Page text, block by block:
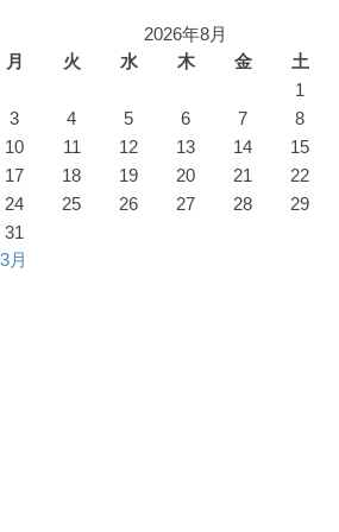
2026年8月
月
火 水 木 金 土
1
3
4 5 6 7 8
10
11 12 13 14 15
17
18 19 20 21 22
24
25 26 27 28 29
31
月